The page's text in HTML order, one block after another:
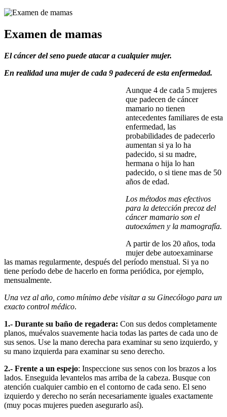
Examen de mamas
El cáncer del seno puede atacar a cualquier mujer.
En realidad una mujer de cada 9 padecerá de esta enfermedad.
Aunque 4 de cada 5 mujeres
que padecen de cáncer
mamario no tienen
antecedentes familiares de esta
enfermedad, las
probabilidades de padecerlo
aumentan si ya lo ha
padecido, si su madre,
hermana o hija lo han
padecido, o si tiene mas de 50
años de edad.
Los métodos mas efectivos
para la detección precoz del
cáncer mamario son el
autoexámen y la mamografía.
A partir de los 20 años, toda
mujer debe autoexaminarse
las mamas regularmente, después del período menstual. Si ya no
tiene período debe de hacerlo en forma periódica, por ejemplo,
mensualmente.
Una vez al año, como mínimo debe visitar a su Ginecólogo para un
exacto control médico.
1.- Durante su baño de regadera: Con sus dedos completamente
planos, muévalos suavemente hacia todas las partes de cada uno de
sus senos. Use la mano derecha para examinar su seno izquierdo, y
su mano izquierda para examinar su seno derecho.
2.- Frente a un espejo: Inspeccione sus senos con los brazos a los
lados. Enseguida levantelos mas arriba de la cabeza. Busque con
atención cualquier cambio en el contorno de cada seno. El seno
izquierdo y derecho no serán necesariamente iguales exactamente
(muy pocas mujeres pueden asegurarlo así).